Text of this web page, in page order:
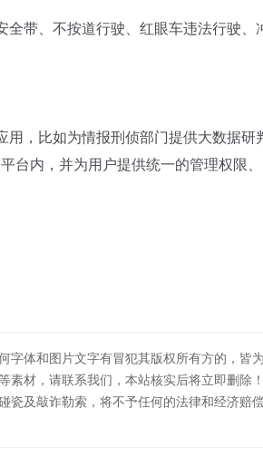
带、不按道行驶、红眼车违法行驶、
，比如为情报刑侦部门提供大数据研
台内，并为用户提供统一的管理权限
字体和图片文字有冒犯其版权所有方的，皆
素材，请联系我们，本站核实后将立即删除
瓷及敲诈勒索，将不予任何的法律和经济赔